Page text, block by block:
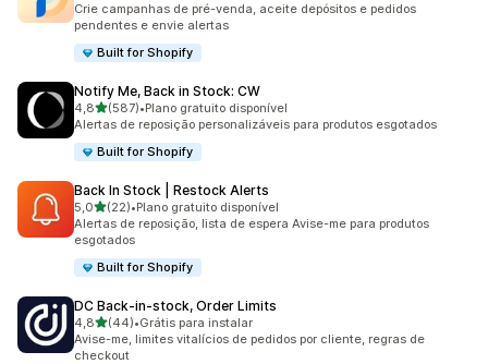
Crie campanhas de pré-venda, aceite depósitos e pedidos
pendentes e envie alertas
Built for Shopify
Notify Me, Back in Stock: CW
4,8de 5 estrelas
(587)
587 avaliações ao todo
•Plano gratuito disponível
Alertas de reposição personalizáveis para produtos esgotados
Built for Shopify
Back In Stock | Restock Alerts
5,0de 5 estrelas
(22)
22 avaliações ao todo
•Plano gratuito disponível
Alertas de reposição, lista de espera Avise-me para produtos
esgotados
Built for Shopify
DC Back‑in‑stock, Order Limits
4,8de 5 estrelas
(44)
44 avaliações ao todo
•Grátis para instalar
Avise-me, limites vitalícios de pedidos por cliente, regras de
checkout